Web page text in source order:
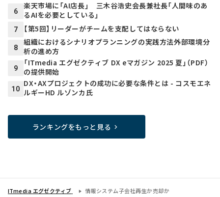
6
楽天市場に「AI店長」 三木谷浩史会長兼社長「人間味のあ
るAIを必要としている」
7 【第5回】リーダーがチームを支配してはならない
8
組織におけるシナリオプランニングの実践方法――外部環境分
析の進め方
9
「ITmedia エグゼクティブ DX eマガジン 2025 夏」（PDF）
の提供開始
10
DX・AXプロジェクトの成功に必要な条件とは - コスモエネ
ルギーHD ルゾンカ氏
ランキングをもっと見る
ITmedia エグゼクティブ 情報システム子会社――再生か売却か